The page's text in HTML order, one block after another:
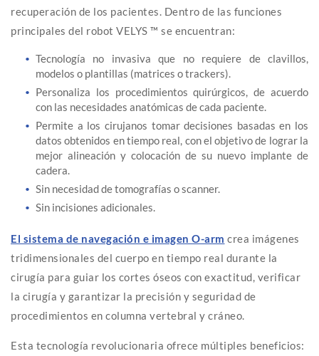
recuperación de los pacientes. Dentro de las funciones
principales del robot VELYS ™ se encuentran:
Tecnología no invasiva que no requiere de clavillos,
modelos o plantillas (matrices o trackers).
Personaliza los procedimientos quirúrgicos, de acuerdo
con las necesidades anatómicas de cada paciente.
Permite a los cirujanos tomar decisiones basadas en los
datos obtenidos en tiempo real, con el objetivo de lograr la
mejor alineación y colocación de su nuevo implante de
cadera.
Sin necesidad de tomografías o scanner.
Sin incisiones adicionales.
El sistema de navegación e imagen O-arm crea imágenes
tridimensionales del cuerpo en tiempo real durante la
cirugía para guiar los cortes óseos con exactitud, verificar
la cirugía y garantizar la precisión y seguridad de
procedimientos en columna vertebral y cráneo.
Esta tecnología revolucionaria ofrece múltiples beneficios: